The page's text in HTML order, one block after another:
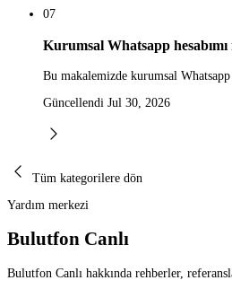
07
Kurumsal Whatsapp
Bu makalemizde kurumsal Whatsapp
Güncellendi Jul 30, 2026
Tüm kategorilere dön
Yardım merkezi
Bulutfon Canlı
Bulutfon Canlı hakkında rehberler,